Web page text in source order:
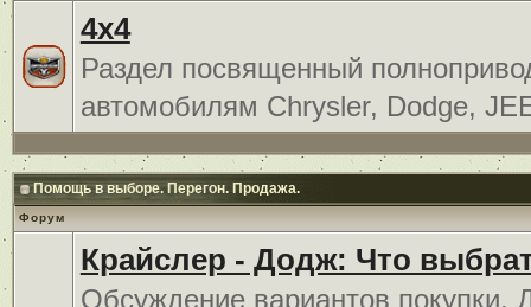
4x4
Раздел посвященный
автомобилям Chrysler, Dodge,
Помощь в выборе. Перегон. Продажа.
Форум
Крайслер - Додж: Что
Обсуждение вариантов покупки.